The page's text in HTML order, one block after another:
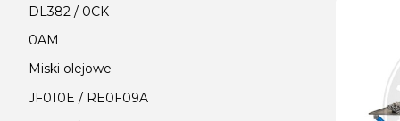
DL382 / 0CK
0AM
Miski olejowe
JF010E / RE0F09A